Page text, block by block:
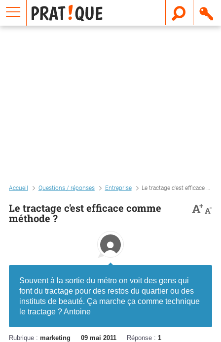
Accueil Questions / réponses Entreprise Le tractage c'est efficace comme méthode ?
Le tractage c'est efficace comme
méthode ?
A+A-
Souvent à la sortie du métro on voit des gens qui
font du tractage pour des restos du quartier ou des
instituts de beauté. Ça marche ça comme technique
le tractage ? Antoine
Rubrique : marketing 09 mai 2011 Réponse : 1
E
m
a